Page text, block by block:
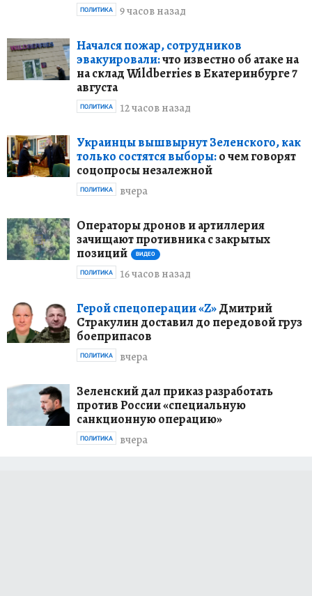
9 часов назад
ПОЛИТИКА
Начался пожар, сотрудников
эвакуировали:что известно об атаке на
на склад Wildberries в Екатеринбурге 7
августа
12 часов назад
ПОЛИТИКА
Украинцы вышвырнут Зеленского, как
только состятся выборы:о чем говорят
соцопросы незалежной
вчера
ПОЛИТИКА
Операторы дронов и артиллерия
зачищают противника с закрытых
позиций
ВИДЕО
16 часов назад
ПОЛИТИКА
Герой спецоперации «Z»Дмитрий
Стракулин доставил до передовой груз
боеприпасов
вчера
ПОЛИТИКА
Зеленский дал приказ разработать
против России «специальную
санкционную операцию»
вчера
ПОЛИТИКА